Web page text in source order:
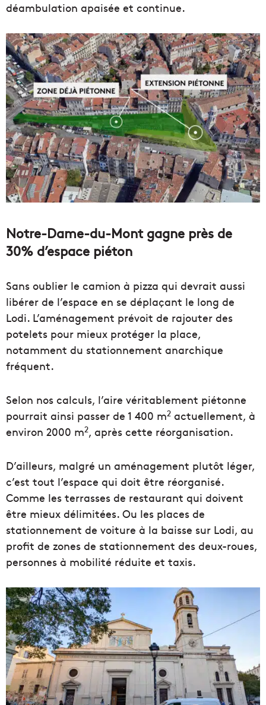
déambulation apaisée et continue.
Notre-Dame-du-Mont gagne près de
30% d’espace piéton
Sans oublier le camion à pizza qui devrait aussi
libérer de l’espace en se déplaçant le long de
Lodi. L’aménagement prévoit de rajouter des
potelets pour mieux protéger la place,
notamment du stationnement anarchique
fréquent.
Selon nos calculs, l’aire véritablement piétonne
pourrait ainsi passer de 1 400 m2 actuellement, à
environ 2000 m2, après cette réorganisation.
D’ailleurs, malgré un aménagement plutôt léger,
c’est tout l’espace qui doit être réorganisé.
Comme les terrasses de restaurant qui doivent
être mieux délimitées. Ou les places de
stationnement de voiture à la baisse sur Lodi, au
profit de zones de stationnement des deux-roues,
personnes à mobilité réduite et taxis.